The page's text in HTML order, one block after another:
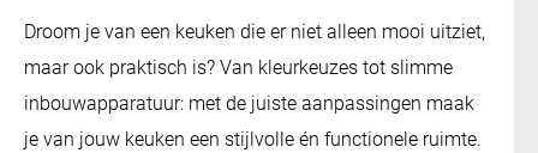
Droom je van een keuken die er niet alleen mooi uitziet,
maar ook praktisch is? Van kleurkeuzes tot slimme
inbouwapparatuur: met de juiste aanpassingen maak
je van jouw keuken een stijlvolle én functionele ruimte.